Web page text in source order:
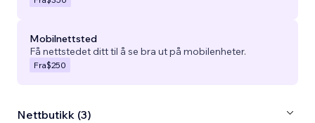
Mobilnettsted
Få nettstedet ditt til å se bra ut på mobilenheter.
Fra$250
Nettbutikk (3)